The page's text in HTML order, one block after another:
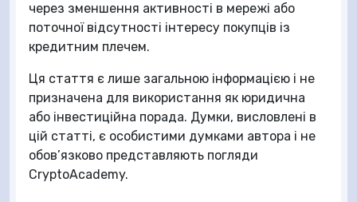
через зменшення активності в мережі або
поточної відсутності інтересу покупців із
кредитним плечем.
Ця стаття є лише загальною інформацією і не
призначена для використання як юридична
або інвестиційна порада. Думки, висловлені в
цій статті, є особистими думками автора і не
обов’язково представляють погляди
CryptoAcademy.